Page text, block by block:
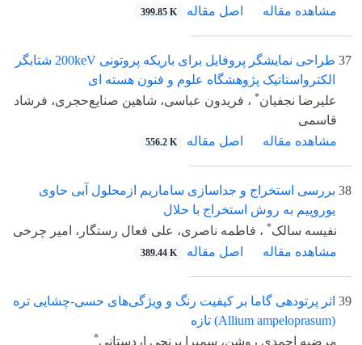
مشاهده مقاله اصل مقاله 399.85 K
37
طراحی نمایشگر پروفایل برای باریکه پروتونی 200keV شتابگر
الکترواستاتیک پژوهشگاه علوم و فنون هسته ای
علیرضا نجفیان* ، فریدون عباسی، شاهین صنایع‌حجری، فرشاد
قاسمی
مشاهده مقاله
اصل مقاله 556.2 K
38 بررسی استخراج و جداسازی ساماریم ازمحلول آبی حاوی
یوروپیم به روش استخراج با حلال
نفیسه سالک* ، فاطمه ناصری، علی فعال رستگار، امیر چرخی
مشاهده مقاله
اصل مقاله 389.44 K
39 اثر پرتودهی گاما بر کیفیت رنگ‌ و ویژگی‌های حسی-چشایی تره
(Allium ampeloprasum) تازه
مرضیه احمدی روشن، سمیرا برنجی اردستانی*